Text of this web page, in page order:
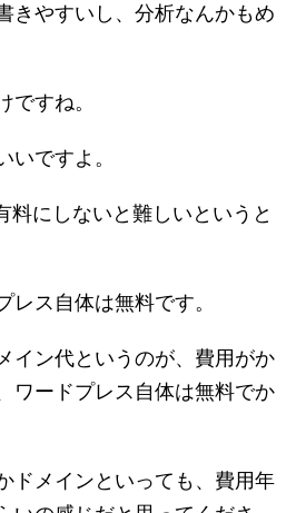
きやすいし、分析なんかもめ
ですね。
いですよ。
にしないと難しいというと
レス自体は無料です。
イン代というのが、費用がか
ワードプレス自体は無料でか
ドメインといっても、費用年